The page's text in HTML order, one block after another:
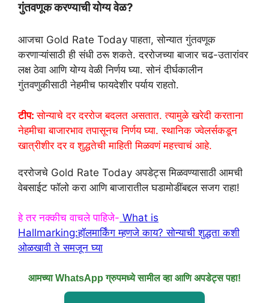
गुंतवणूक करण्याची योग्य वेळ?
आजचा Gold Rate Today पाहता, सोन्यात गुंतवणूक
करणाऱ्यांसाठी ही संधी ठरू शकते. दररोजच्या बाजार चढ-उतारांवर
लक्ष ठेवा आणि योग्य वेळी निर्णय घ्या. सोनं दीर्घकालीन
गुंतवणुकीसाठी नेहमीच फायदेशीर पर्याय राहतो.
टीप:सोन्याचे दर दररोज बदलत असतात. त्यामुळे खरेदी करताना
नेहमीचा बाजारभाव तपासूनच निर्णय घ्या. स्थानिक ज्वेलर्सकडून
खात्रीशीर दर व शुद्धतेची माहिती मिळवणं महत्त्वाचं आहे.
दररोजचे Gold Rate Today अपडेट्स मिळवण्यासाठी आमची
वेबसाईट फॉलो करा आणि बाजारातील घडामोडींबद्दल सजग राहा!
हे तर नक्कीच वाचले पाहिजे- What is
Hallmarking:हॉलमार्किंग म्हणजे काय? सोन्याची शुद्धता कशी
ओळखावी ते समजून घ्या
आमच्या WhatsApp ग्रुपमध्ये सामील व्हा आणि अपडेट्स पहा!